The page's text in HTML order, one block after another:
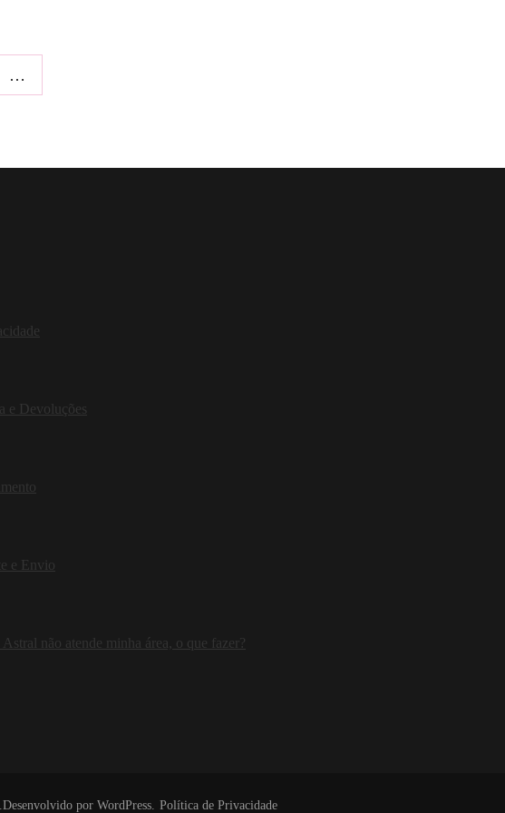
…
e Devoluções
e Envio
não atende minha área, o que fazer?
.Desenvolvido por WordPress Política de Privacidade